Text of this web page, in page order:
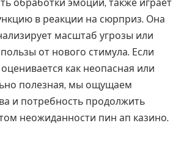
обработки эмоций, также играет
в реакции на сюрприз. Она
масштаб угрозы или
от нового стимула. Если
как неопасная или
полезная, мы ощущаем
и потребность продолжить
неожиданности пин ап казино.